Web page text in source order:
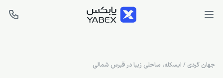
جهان گردی / ایسکله، ساحلی زیبا در قبرس شمالی